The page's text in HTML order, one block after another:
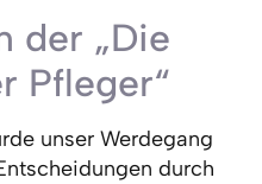
der „Die
Pfleger“
unser Werdegang
durch